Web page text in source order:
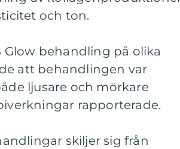
och ton.
behandling på olika
att behandlingen var
ljusare och mörkare
rapporterade.
skiljer sig från